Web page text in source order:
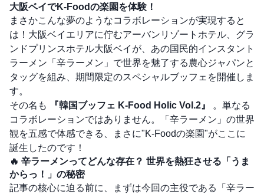
大阪ベイでK-Foodの楽園を体験！
まさかこんな夢のようなコラボレーションが実現すると
は！大阪ベイエリアに佇むアーバンリゾートホテル、グラ
ンドプリンスホテル大阪ベイが、あの国民的インスタント
ラーメン「辛ラーメン」で世界を魅了する農心ジャパンと
タッグを組み、期間限定のスペシャルブッフェを開催しま
す。
その名も
『韓国ブッフェ K-Food Holic Vol.2』
。単なる
コラボレーションではありません。「辛ラーメン」の世界
観を五感で体感できる、まさに"K-Foodの楽園"がここに
誕生したのです！
🔥 辛ラーメンってどんな存在？ 世界を熱狂させる「うま
からっ！」の秘密
記事の核心に迫る前に、まずは今回の主役である「辛ラー